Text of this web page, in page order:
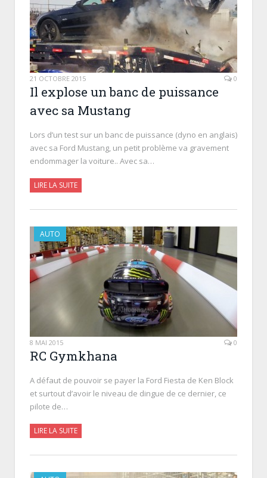
21 OCTOBRE 2015 0
Il explose un banc de puissance
avec sa Mustang
Lors d’un test sur un banc de puissance (dyno en anglais)
avec sa Ford Mustang, un petit problème va gravement
endommager la voiture.. Avec sa…
LIRE LA SUITE
AUTO
8 MAI 2015 0
RC Gymkhana
A défaut de pouvoir se payer la Ford Fiesta de Ken Block
et surtout d’avoir le niveau de dingue de ce dernier, ce
pilote de…
LIRE LA SUITE